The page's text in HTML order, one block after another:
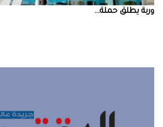
‮‬وربة‮‬‭ ‬يطلق‭ ‬حملة‭ ...